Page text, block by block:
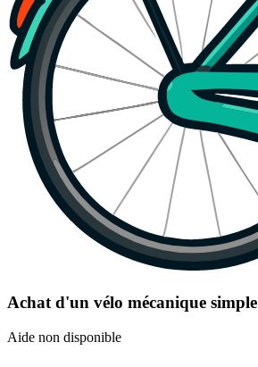
Achat d'un vélo mécanique simple
Aide non disponible